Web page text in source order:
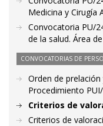
Medicina y Cirugía
Convocatoria PU/
de la salud. Área
CONVOCATORIAS DE
Orden de
Procedimiento
Criterios de
Criterios de